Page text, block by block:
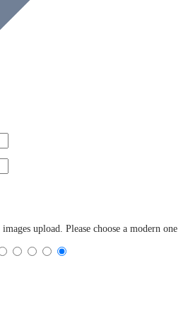
upload. Please choose a modern one